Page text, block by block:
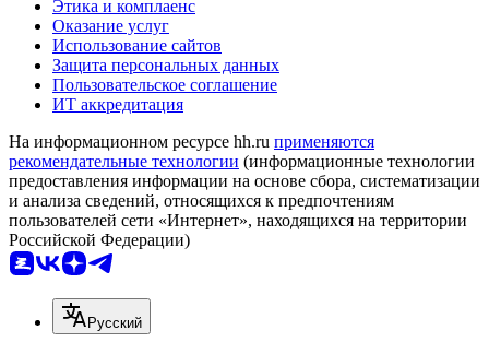
Этика и комплаенс
Оказание услуг
Использование сайтов
Защита персональных данных
Пользовательское соглашение
ИТ аккредитация
На информационном ресурсе hh.ru применяются
рекомендательные технологии (информационные технологии
предоставления информации на основе сбора, систематизации
и анализа сведений, относящихся к предпочтениям
пользователей сети «Интернет», находящихся на территории
Российской Федерации)
Русский